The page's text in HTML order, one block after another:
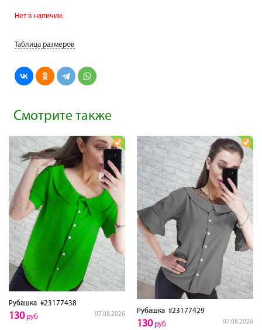
Нет в наличии.
Таблица размеров
Смотрите также
Рубашка #23177438
07.08.2026
130руб
Рубашка #23177429
07.08.2026
130руб